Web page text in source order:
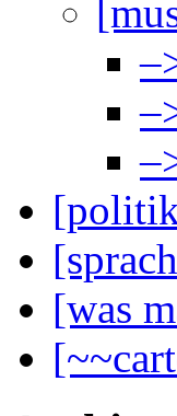
[was